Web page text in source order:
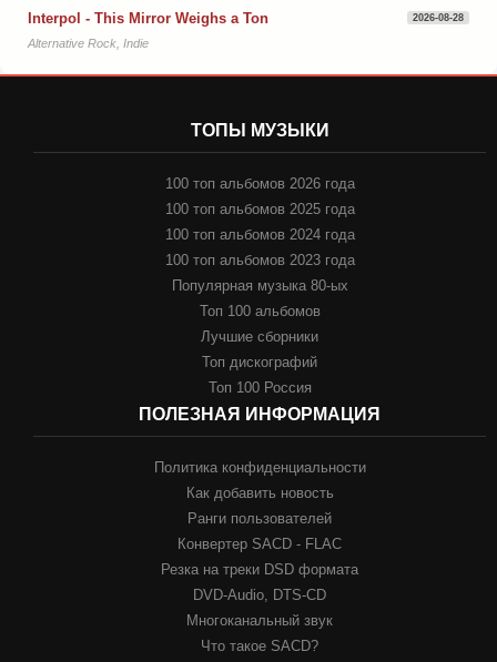
Interpol - This Mirror Weighs a Ton 2026-08-28
Alternative Rock, Indie
ТОПЫ МУЗЫКИ
100 топ альбомов 2026 года
100 топ альбомов 2025 года
100 топ альбомов 2024 года
100 топ альбомов 2023 года
Популярная музыка 80-ых
Топ 100 альбомов
Лучшие сборники
Топ дискографий
Топ 100 Россия
ПОЛЕЗНАЯ ИНФОРМАЦИЯ
Политика конфиденциальности
Как добавить новость
Ранги пользователей
Конвертер SACD - FLAC
Резка на треки DSD формата
DVD-Audio, DTS-CD
Многоканальный звук
Что такое SACD?